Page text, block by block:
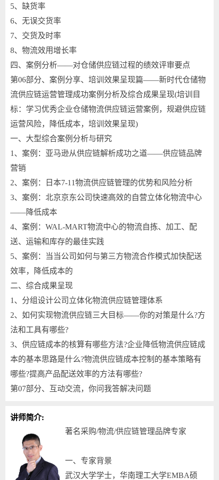
5、缺货率
6、无误交货率
7、交货及时率
8、物流效用增长率
四、案例分析——对仓储供应链过程的绩效评审要点
第06部分、案例分享、培训效果呈现篇——新时代仓储物
流供应链运营管理成功案例分析及综合成果呈现(培训目
标：学习优秀企业仓储物流供应链运营案例，规避供应链
运营风险，降低成本，培训效果呈现)
一、大型综合案例分析与研究
1、案例：亚马逊从供应链解析成功之道——供应链品牌
营销
2、案例：日本7-11物流供应链管理的优势和风险分析
3、案例：北京京东公司快速高效的自营立体化物流中心
——降低成本
4、案例：WAL-MART物流中心的物流自拣、加工、配
送、运输和库存的最佳实践
5、案例：当当公司如何与第三方物流合作模式加快配送
效率，降低成本的
二、综合成果呈现
1、分组设计公司立体化物流供应链管理体系
2、如何实现物流供应链三大目标——你的对策是什么?方
法和工具有哪些?
3、供应链成本的核算有哪些方法?企业降低物流供应链成
本的基本思路是什么?物流供应链成本控制的基本策略有
哪些?提高产品配送效率的方法有哪些?
第07部分、互动交流，你问我答解决问题
讲师简介:
著名采购/物流/供应链管理品牌专家
一、专家背景
武汉大学学士，华南理工大学EMBA硕